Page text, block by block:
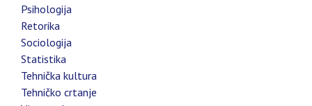
Psihologija
Retorika
Sociologija
Statistika
Tehnička kultura
Tehničko crtanje